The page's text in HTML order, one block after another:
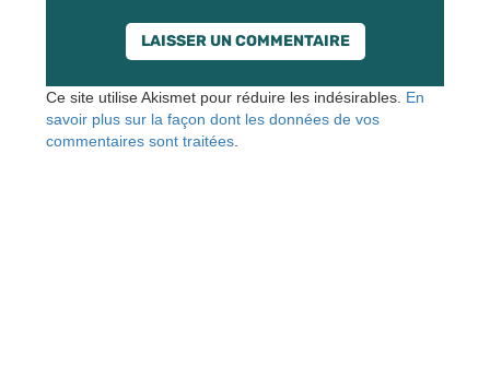
Ce site utilise Akismet pour réduire les indésirables. En
savoir plus sur la façon dont les données de vos
commentaires sont traitées